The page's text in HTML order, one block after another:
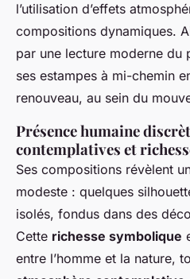
l’utilisation d’effets
compositions dynamiques.
par une lecture moderne du
ses estampes à mi-chemin
renouveau, au sein du
Présence humaine
contemplatives et
Ses compositions révèlent
modeste : quelques
isolés, fondus dans des
Cette richesse symbolique
entre l’homme et la nature,